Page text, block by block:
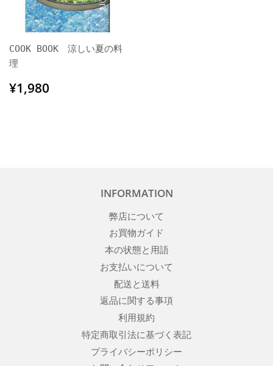
COOK BOOK 涼しい夏の料
理
通
常
¥1,980
INFORMATION
弊店について
お買物ガイド
本の状態と用語
お支払いについて
配送と送料
返品に関する事項
利用規約
特定商取引法に基づく表記
プライバシーポリシー